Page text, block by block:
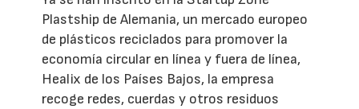
Plastship de Alemania, un mercado europeo
de plásticos reciclados para promover la
economía circular en línea y fuera de línea,
Healix de los Países Bajos, la empresa
recoge redes, cuerdas y otros residuos